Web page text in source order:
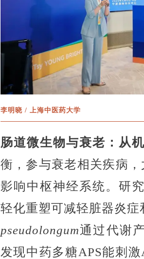
李明晓 / 上海中医药大学
肠道微生物与衰老：从
衡，参与衰老相关疾病
影响中枢神经系统。研
轻化重塑可减轻脏器炎
pseudolongum通过代谢
发现中药多糖APS能刺